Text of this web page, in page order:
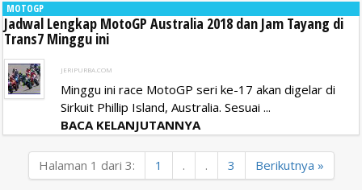
MOTOGP
Jadwal Lengkap MotoGP Australia 2018 dan Jam Tayang di
Trans7 Minggu ini
JERIPURBA.COM
Minggu ini race MotoGP seri ke-17 akan digelar di
Sirkuit Phillip Island, Australia. Sesuai ...
BACA KELANJUTANNYA
Halaman 1 dari 3: 1 . . 3 Berikutnya »